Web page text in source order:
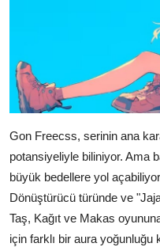
Gon Freecss, serinin ana
potansiyeliyle biliniyor. Ama
büyük bedellere yol
Dönüştürücü türünde ve
Taş, Kağıt ve Makas
için farklı bir aura yoğunluğu